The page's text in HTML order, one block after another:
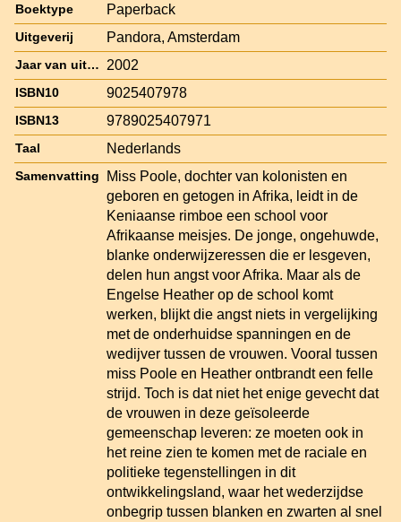
Boektype Paperback
Uitgeverij Pandora, Amsterdam
Jaar van uitgave 2002
ISBN10 9025407978
ISBN13 9789025407971
Taal Nederlands
Samenvatting
Miss Poole, dochter van kolonisten en
geboren en getogen in Afrika, leidt in de
Keniaanse rimboe een school voor
Afrikaanse meisjes. De jonge, ongehuwde,
blanke onderwijzeressen die er lesgeven,
delen hun angst voor Afrika. Maar als de
Engelse Heather op de school komt
werken, blijkt die angst niets in vergelijking
met de onderhuidse spanningen en de
wedijver tussen de vrouwen. Vooral tussen
miss Poole en Heather ontbrandt een felle
strijd. Toch is dat niet het enige gevecht dat
de vrouwen in deze geïsoleerde
gemeenschap leveren: ze moeten ook in
het reine zien te komen met de raciale en
politieke tegenstellingen in dit
ontwikkelingsland, waar het wederzijdse
onbegrip tussen blanken en zwarten al snel